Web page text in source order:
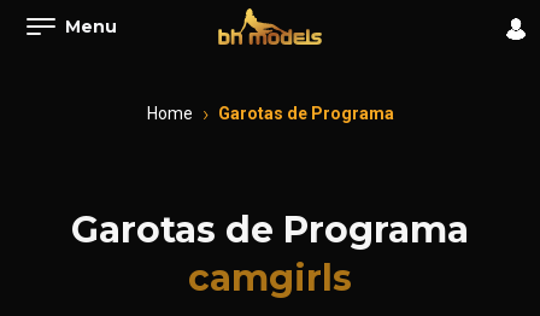
Menu
Home Garotas de Programa
Garotas de Programa
camgirls